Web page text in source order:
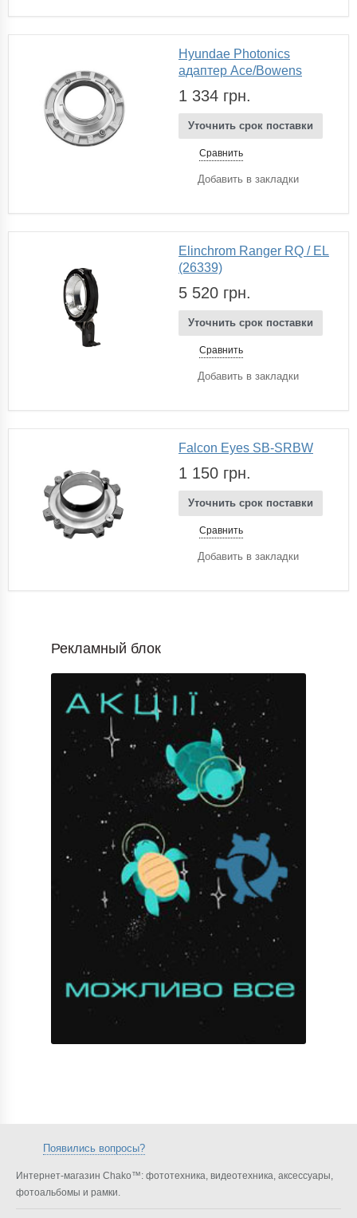
Hyundae Photonics
адаптер Ace/Bowens
1 334 грн.
Уточнить срок поставки
Сравнить
Добавить в закладки
Elinchrom Ranger RQ / EL
(26339)
5 520 грн.
Уточнить срок поставки
Сравнить
Добавить в закладки
Falcon Eyes SB-SRBW
1 150 грн.
Уточнить срок поставки
Сравнить
Добавить в закладки
Рекламный блок
Появились вопросы?
Интернет-магазин Chako™: фототехника, видеотехника, аксессуары,
фотоальбомы и рамки.